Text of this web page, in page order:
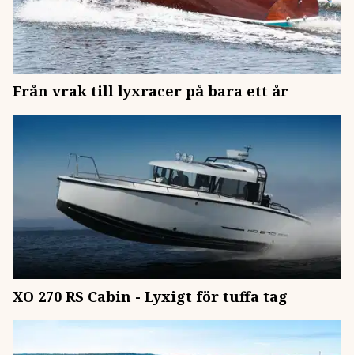
Från vrak till lyxracer på bara ett år
XO 270 RS Cabin - Lyxigt för tuffa tag